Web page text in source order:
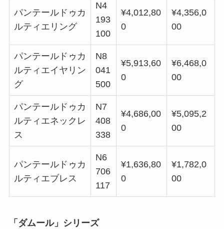
パンテールドゥカ
ルティエリング
N4
193
100
¥4,012,80
0
¥4,356,0
00
パンテールドゥカ
ルティエイヤリン
グ
N8
041
500
¥5,913,60
0
¥6,468,0
00
パンテールドゥカ
ルティエネックレ
ス
N7
408
338
¥4,686,00
0
¥5,095,2
00
パンテールドゥカ
ルティエブレス
N6
706
117
¥1,636,80
0
¥1,782,0
00
「ダムール」シリーズ